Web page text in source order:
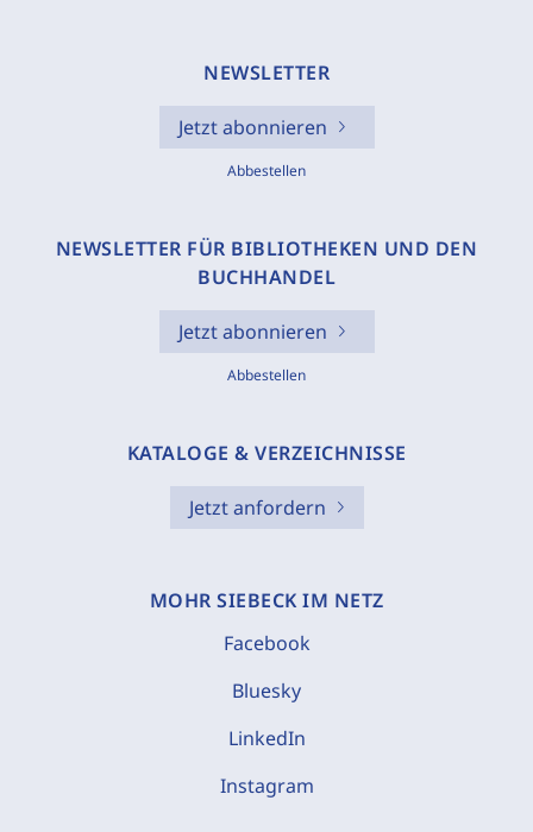
NEWSLETTER
Jetzt abonnieren
Abbestellen
NEWSLETTER FÜR BIBLIOTHEKEN UND DEN
BUCHHANDEL
Jetzt abonnieren
Abbestellen
KATALOGE & VERZEICHNISSE
Jetzt anfordern
MOHR SIEBECK IM NETZ
Facebook
Bluesky
LinkedIn
Instagram